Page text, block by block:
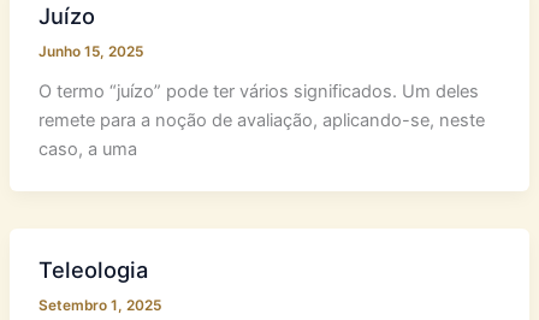
Juízo
Junho 15, 2025
O termo “juízo” pode ter vários significados. Um deles
remete para a noção de avaliação, aplicando-se, neste
caso, a uma
Teleologia
Setembro 1, 2025